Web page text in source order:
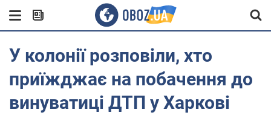
У колонії розповіли, хто
приїжджає на побачення до
винуватиці ДТП у Харкові